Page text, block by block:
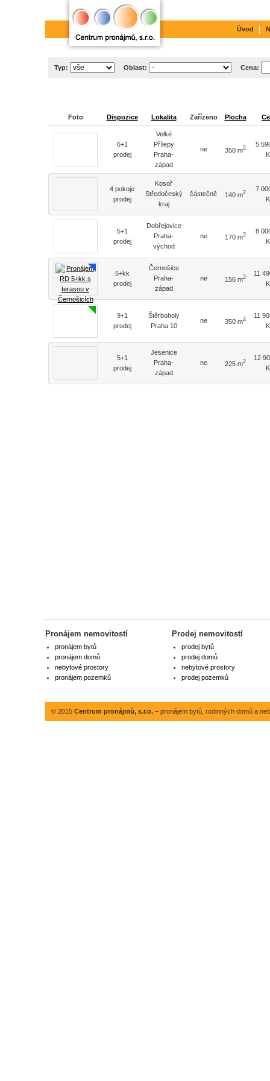
Typ: Oblast: Cena:
Foto Dispozice Lokalita Zařízeno Plocha
6+1
prodej
Velké
Přílepy
Praha-
západ
ne 350 m2
5
4 pokoje
prodej
Kosoř
Středočeský
kraj
částečně 140 m2
7
5+1
prodej
Dobřejovice
Praha-
východ
ne 170 m2
8
5+kk
prodej
Černošice
Praha-
západ
ne 156 m2
11
9+1
prodej
Štěrboholy
Praha 10
ne 350 m2
11
5+1
prodej
Jesenice
Praha-
západ
ne 225 m2
12
Úvod
Pronájem nemovitostí
pronájem bytů
pronájem domů
nebytové prostory
pronájem pozemků
Prodej nemovitostí
prodej bytů
prodej domů
nebytové prostory
prodej pozemků
© 2015 Centrum pronájmů, s.r.o.– pronájem bytů, rodinných domů a